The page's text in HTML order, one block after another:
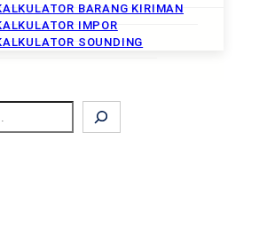
BARANG KIRIMAN
IMPOR
SOUNDING